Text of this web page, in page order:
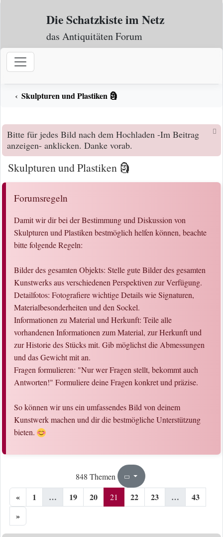
Zum Inhalt
Die Schatzkiste im Netz
das Antiquitäten Forum
Skulpturen und Plastiken 🗿
Bitte für jedes Bild nach dem Hochladen -Im Beitrag
anzeigen- anklicken. Danke vorab.
Skulpturen und Plastiken 🗿
Forumsregeln
Damit wir dir bei der Bestimmung und Diskussion von
Skulpturen und Plastiken bestmöglich helfen können, beachte
bitte folgende Regeln:
Bilder des gesamten Objekts: Stelle gute Bilder des gesamten
Kunstwerks aus verschiedenen Perspektiven zur Verfügung.
Detailfotos: Fotografiere wichtige Details wie Signaturen,
Materialbesonderheiten und den Sockel.
Informationen zu Material und Herkunft: Teile alle
vorhandenen Informationen zum Material, zur Herkunft und
zur Historie des Stücks mit. Gib möglichst die Abmessungen
und das Gewicht mit an.
Fragen formulieren: "Nur wer Fragen stellt, bekommt auch
Antworten!" Formuliere deine Fragen konkret und präzise.
So können wir uns ein umfassendes Bild von deinem
Kunstwerk machen und dir die bestmögliche Unterstützung
bieten.
848 Themen Seite21
« 1 … 19 20 21 22 23 …
43
»